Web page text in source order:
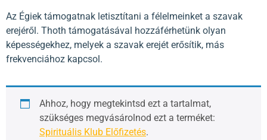
Az Égiek támogatnak letisztítani a félelmeinket a szavak
erejéről. Thoth támogatásával hozzáférhetünk olyan
képességekhez, melyek a szavak erejét erősítik, más
frekvenciához kapcsol.
Ahhoz, hogy megtekintsd ezt a tartalmat,
szükséges megvásárolnod ezt a terméket:
Spirituális Klub Előfizetés.